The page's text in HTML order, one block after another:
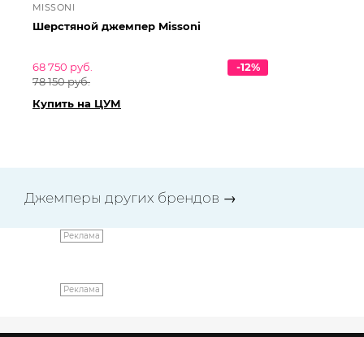
MISSONI
Шерстяной джемпер Missoni
68 750 руб.
78 150 руб.
-12%
Купить на ЦУМ
Джемперы других брендов →
Реклама
Реклама